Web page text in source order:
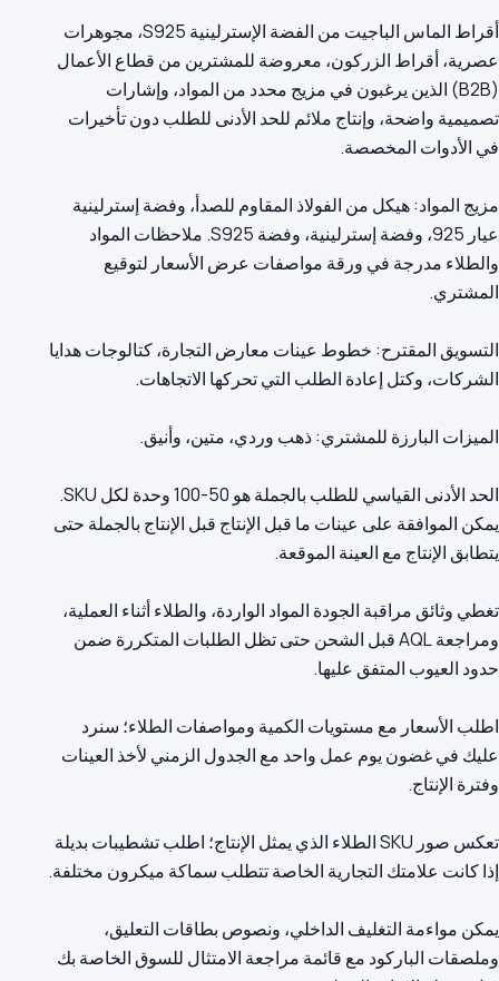
أقراط الماس الباجيت من الفضة الإسترلينية S925، مجوهرات
عصرية، أقراط الزركون، معروضة للمشترين من قطاع الأعمال
(B2B) الذين يرغبون في مزيج محدد من المواد، وإشارات
تصميمية واضحة، وإنتاج ملائم للحد الأدنى للطلب دون تأخيرات
مزيج المواد: هيكل من الفولاذ المقاوم للصدأ، وفضة إسترلينية
عيار 925، وفضة إسترلينية، وفضة S925. ملاحظات المواد
والطلاء مدرجة في ورقة مواصفات عرض الأسعار لتوقيع
التسويق المقترح: خطوط عينات معارض التجارة، كتالوجات هدايا
الحد الأدنى القياسي للطلب بالجملة هو 50-100 وحدة لكل SKU.
يمكن الموافقة على عينات ما قبل الإنتاج قبل الإنتاج بالجملة حتى
تغطي وثائق مراقبة الجودة المواد الواردة، والطلاء أثناء العملية،
ومراجعة AQL قبل الشحن حتى تظل الطلبات المتكررة ضمن
اطلب الأسعار مع مستويات الكمية ومواصفات الطلاء؛ سنرد
عليك في غضون يوم عمل واحد مع الجدول الزمني لأخذ العينات
تعكس صور SKU الطلاء الذي يمثل الإنتاج؛ اطلب تشطيبات بديلة
يمكن مواءمة التغليف الداخلي، ونصوص بطاقات التعليق،
وملصقات الباركود مع قائمة مراجعة الامتثال للسوق الخاصة بك